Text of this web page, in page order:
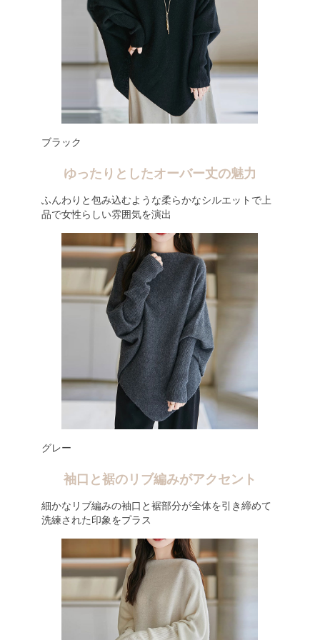
ブラック
ゆったりとしたオーバー丈の魅力
ふんわりと包み込むような柔らかなシルエットで上
品で女性らしい雰囲気を演出
グレー
袖口と裾のリブ編みがアクセント
細かなリブ編みの袖口と裾部分が全体を引き締めて
洗練された印象をプラス